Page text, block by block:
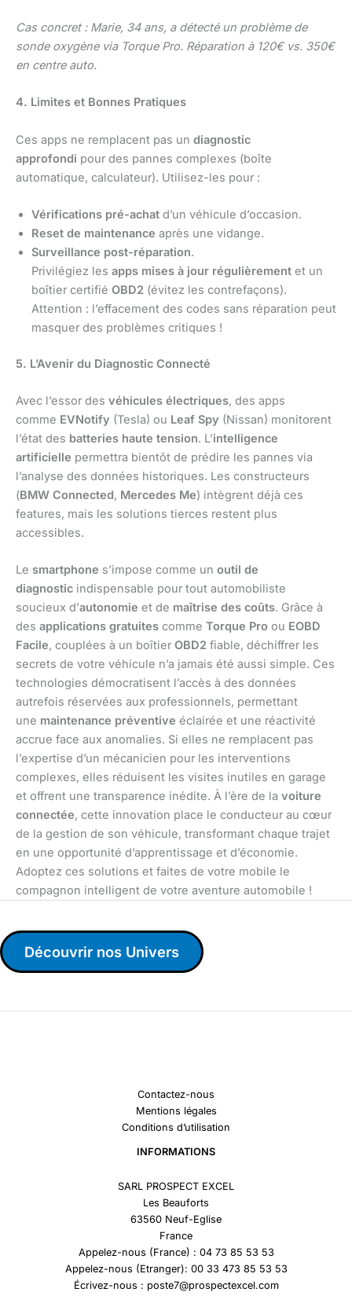
Cas concret : Marie, 34 ans, a détecté un problème de
sonde oxygène via Torque Pro. Réparation à 120€ vs. 350€
en centre auto.
4. Limites et Bonnes Pratiques
Ces apps ne remplacent pas un diagnostic
approfondi pour des pannes complexes (boîte
automatique, calculateur). Utilisez-les pour :
Vérifications pré-achat d’un véhicule d’occasion.
Reset de maintenance après une vidange.
Surveillance post-réparation.
Privilégiez les apps mises à jour régulièrement et un
boîtier certifié OBD2 (évitez les contrefaçons).
Attention : l’effacement des codes sans réparation peut
masquer des problèmes critiques !
5. L’Avenir du Diagnostic Connecté
Avec l’essor des véhicules électriques, des apps
comme EVNotify (Tesla) ou Leaf Spy (Nissan) monitorent
l’état des batteries haute tension. L’intelligence
artificielle permettra bientôt de prédire les pannes via
l’analyse des données historiques. Les constructeurs
(BMW Connected, Mercedes Me) intègrent déjà ces
features, mais les solutions tierces restent plus
accessibles.
Le smartphone s’impose comme un outil de
diagnostic indispensable pour tout automobiliste
soucieux d’autonomie et de maîtrise des coûts. Grâce à
des applications gratuites comme Torque Pro ou EOBD
Facile, couplées à un boîtier OBD2 fiable, déchiffrer les
secrets de votre véhicule n’a jamais été aussi simple. Ces
technologies démocratisent l’accès à des données
autrefois réservées aux professionnels, permettant
une maintenance préventive éclairée et une réactivité
accrue face aux anomalies. Si elles ne remplacent pas
l’expertise d’un mécanicien pour les interventions
complexes, elles réduisent les visites inutiles en garage
et offrent une transparence inédite. À l’ère de la voiture
connectée, cette innovation place le conducteur au cœur
de la gestion de son véhicule, transformant chaque trajet
en une opportunité d’apprentissage et d’économie.
Adoptez ces solutions et faites de votre mobile le
compagnon intelligent de votre aventure automobile !
Découvrir nos Univers
Contactez-nous
Mentions légales
Conditions d’utilisation
INFORMATIONS
SARL PROSPECT EXCEL
Les Beauforts
63560 Neuf-Eglise
France
Appelez-nous (France) : 04 73 85 53 53
Appelez-nous (Etranger): 00 33 473 85 53 53
Écrivez-nous : poste7@prospectexcel.com